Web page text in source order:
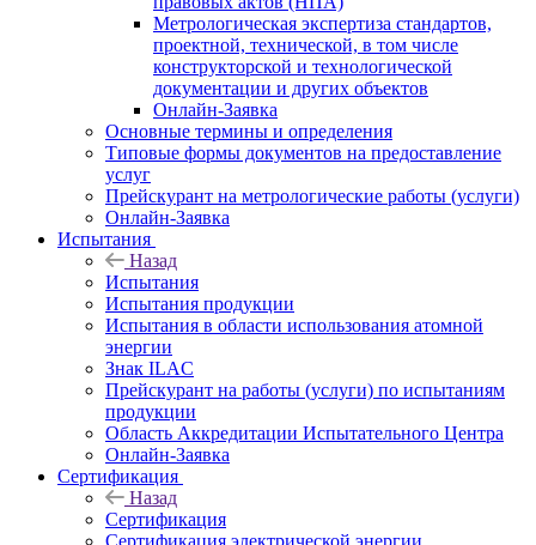
Метрологическая экспертиза стандартов,
проектной, технической, в том числе
конструкторской и технологической
документации и других объектов
Онлайн-Заявка
Основные термины и определения
Типовые формы документов на предоставление
услуг
Прейскурант на метрологические работы (услуги)
Онлайн-Заявка
Испытания
Назад
Испытания
Испытания продукции
Испытания в области использования атомной
энергии
Знак ILAC
Прейскурант на работы (услуги) по испытаниям
продукции
Область Аккредитации Испытательного Центра
Онлайн-Заявка
Сертификация
Назад
Сертификация
Сертификация электрической энергии